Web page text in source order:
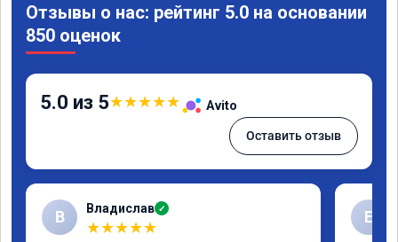
Отзывы о нас: рейтинг 5.0 на основании
850 оценок
5.0 из 5★★★★★ Avito
Оставить отзыв
В Владислав ✓
★★★★★
Е